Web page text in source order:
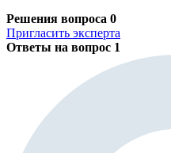
Решения вопроса 0
Пригласить эксперта
Ответы на вопрос 1